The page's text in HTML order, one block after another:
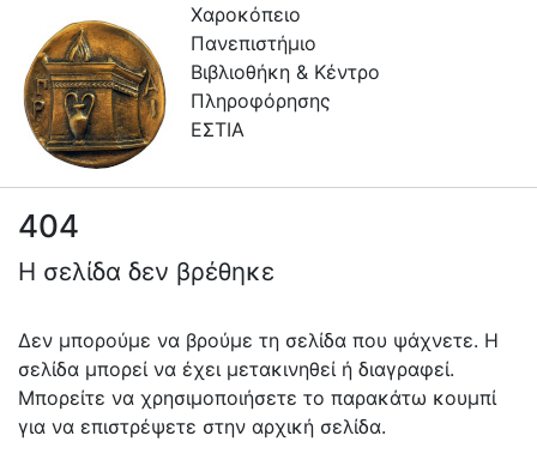
Χαροκόπειο
Πανεπιστήμιο
Βιβλιοθήκη & Κέντρο
Πληροφόρησης
ΕΣΤΙΑ
Συλλογές
Πλοήγηση στην Εστία
Πληροφορίες
Επικοινωνία
Υπηρεσίες
404
Η σελίδα δεν βρέθηκε
Δεν μπορούμε να βρούμε τη σελίδα που ψάχνετε. Η
σελίδα μπορεί να έχει μετακινηθεί ή διαγραφεί.
Μπορείτε να χρησιμοποιήσετε το παρακάτω κουμπί
για να επιστρέψετε στην αρχική σελίδα.